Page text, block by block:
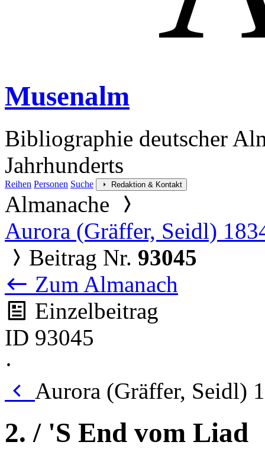
Musenalm
Bibliographie deutscher
Jahrhunderts
Reihen Personen Suche Redaktion & Kontakt
Almanache
Aurora (Gräffer, Seidl)
Beitrag Nr. 93045
Zum Almanach
Einzelbeitrag
ID 93045
·
Aurora (Gräffer, Seidl)
2. / 'S End vom Liad